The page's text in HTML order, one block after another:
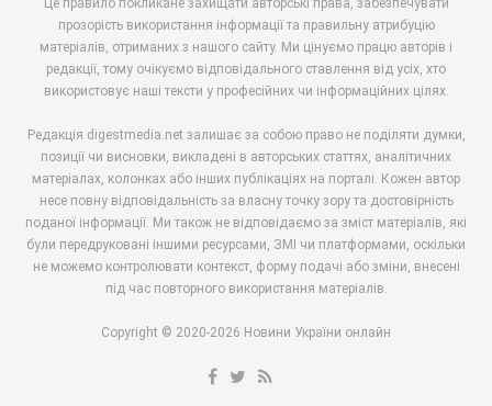
Це правило покликане захищати авторські права, забезпечувати
прозорість використання інформації та правильну атрибуцію
матеріалів, отриманих з нашого сайту. Ми цінуємо працю авторів і
редакції, тому очікуємо відповідального ставлення від усіх, хто
використовує наші тексти у професійних чи інформаційних цілях.
Редакція digestmedia.net залишає за собою право не поділяти думки,
позиції чи висновки, викладені в авторських статтях, аналітичних
матеріалах, колонках або інших публікаціях на порталі. Кожен автор
несе повну відповідальність за власну точку зору та достовірність
поданої інформації. Ми також не відповідаємо за зміст матеріалів, які
були передруковані іншими ресурсами, ЗМІ чи платформами, оскільки
не можемо контролювати контекст, форму подачі або зміни, внесені
під час повторного використання матеріалів.
Copyright © 2020-2026 Новини України онлайн